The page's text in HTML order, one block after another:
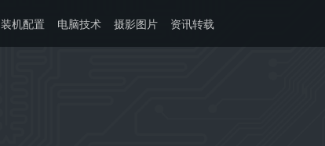
装机配置 电脑技术 摄影图片 资讯转载